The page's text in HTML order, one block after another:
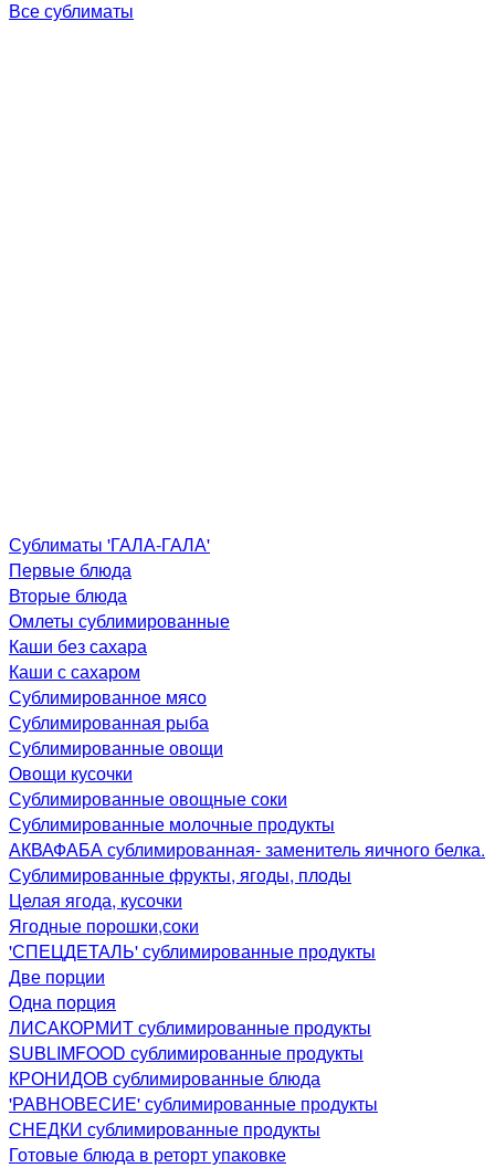
Все сублиматы
Сублиматы 'ГАЛА-ГАЛА'
Первые блюда
Вторые блюда
Омлеты сублимированные
Каши без сахара
Каши с сахаром
Сублимированное мясо
Сублимированная рыба
Сублимированные овощи
Овощи кусочки
Сублимированные овощные соки
Сублимированные молочные продукты
АКВАФАБА сублимированная- заменитель яичного белка.
Сублимированные фрукты, ягоды, плоды
Целая ягода, кусочки
Ягодные порошки,соки
'СПЕЦДЕТАЛЬ' сублимированные продукты
Две порции
Одна порция
ЛИСАКОРМИТ сублимированные продукты
SUBLIMFOOD сублимированные продукты
КРОНИДОВ сублимированные блюда
'РАВНОВЕСИЕ' сублимированные продукты
СНЕДКИ сублимированные продукты
Готовые блюда в реторт упаковке